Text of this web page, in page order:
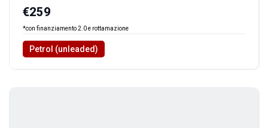
€259
*con finanziamento 2.0 e rottamazione
Petrol (unleaded)